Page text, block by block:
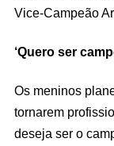
Vice-Campeão
‘Quero ser
Os meninos
tornarem
deseja ser o